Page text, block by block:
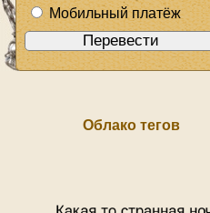
Мобильный платёж
Облако тегов